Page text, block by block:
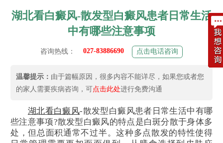
湖北看白癜风-散发型白癜风患者日常生活
中有哪些注意事项
咨询热线： 027-83886690 点击电话咨询
温馨提示： 由于篇幅原因，很多内容不能详尽，如果您或者您
的家人需要疾病咨询，可点击此处进行免费沟通
湖北看白癜风-散发型白癜风患者日常生活中有哪
些注意事项?散发型白癜风的特点是白斑分散于身体多
处，但总面积通常不过半。这种多点散发的特性使得